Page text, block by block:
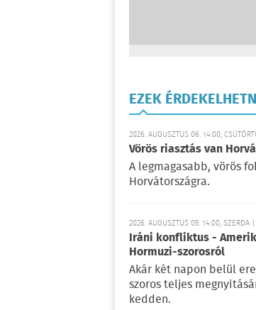
EZEK
2026. AUGUSZTUS 06. 14:00,
Vörös riasztás van
A legmagasabb, vörös
Horvátországra.
2026. AUGUSZTUS 05. 14:00, SZERDA
Iráni konfliktus -
Hormuzi-szorosról
Akár két napon belül
szoros teljes
kedden.